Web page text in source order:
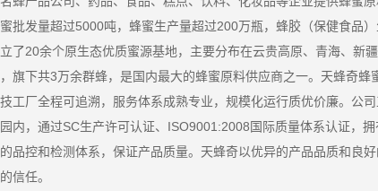
批发量超过5000吨，蜂蜜生产量超过200万瓶，蜂胶（保健食品
了20余个原生态优质蜜源基地，主要分布在云贵高原、青海、新
旗下共3万余群蜂，是国内最大的蜂蜜原料供应商之一。天蜂奇蜂
工厂全程可追溯，服务体系成熟专业，规模化运行质优价廉。公
内，通过SC生产许可认证、ISO9001:2008国际质量体系认证，拥
品控和检测体系，保证产品质量。天蜂奇以优异的产品品质和良
信任。